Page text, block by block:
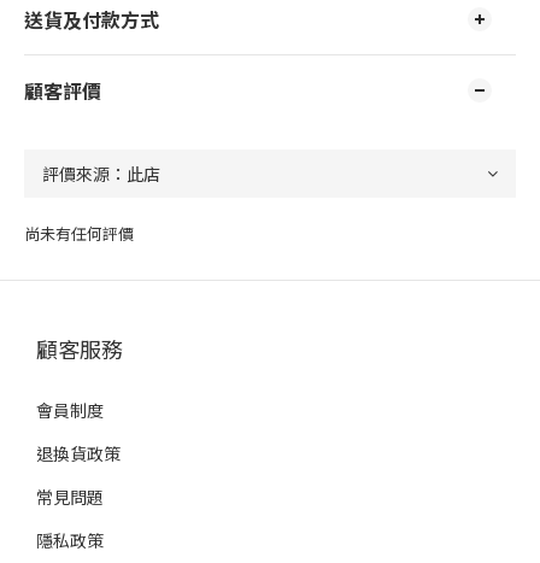
送貨及付款方式
顧客評價
尚未有任何評價
顧客服務
會員制度
退換貨政策
常見問題
隱私政策